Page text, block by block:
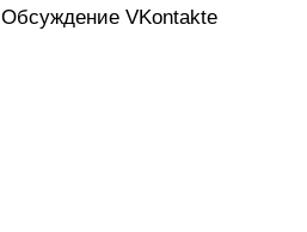
Обсуждение VKontakte